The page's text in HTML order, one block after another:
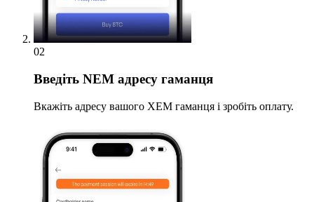
02
Введіть NEM адресу гаманця
Вкажіть адресу вашого XEM гаманця і зробіть оплату.